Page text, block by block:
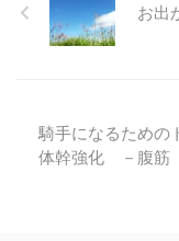
お出
騎手になるため
体幹強化 －腹